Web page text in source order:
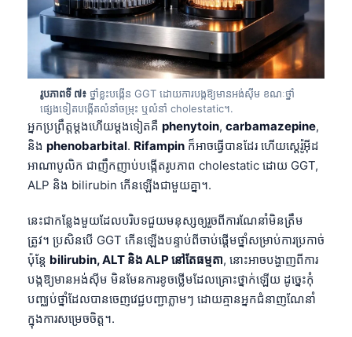
រូបភាពទី ៧៖ ថ្នាំខ្លះបង្កើន GGT ដោយការបង្កឱ្យមានអង់ស៊ីម ខណៈថ្នាំ
ផ្សេងទៀតបង្កើតលំនាំចម្រុះ ឬលំនាំ cholestatic។.
អ្នកប្រព្រឹត្តម្តងហើយម្តងទៀតគឺ phenytoin, carbamazepine,
និង phenobarbital. Rifampin ក៏អាចធ្វើបានដែរ ហើយស្តេរ៉ូអ៊ីដ
អាណាបូលិក ជាញឹកញាប់បង្កើតរូបភាព cholestatic ដោយ GGT,
ALP និង bilirubin កើនឡើងជាមួយគ្នា។.
នេះជាកន្លែងមួយដែលបរិបទជួយមនុស្សឲ្យរួចពីការណែនាំមិនត្រឹម
ត្រូវ។ ប្រសិនបើ GGT កើនឡើងបន្ទាប់ពីចាប់ផ្តើមថ្នាំសម្រាប់ការប្រកាច់
ប៉ុន្តែ bilirubin, ALT និង ALP នៅតែធម្មតា, នោះអាចបង្ហាញពីការ
បង្កឱ្យមានអង់ស៊ីម មិនមែនការខូចថ្លើមដែលគ្រោះថ្នាក់ឡើយ ដូច្នេះកុំ
បញ្ឈប់ថ្នាំដែលបានចេញវេជ្ជបញ្ជាភ្លាមៗ ដោយគ្មានអ្នកជំនាញណែនាំ
ក្នុងការសម្រេចចិត្ត។.
Eesti
日本語
Čeština
ქართული
Русский
Polski
한국어
Slovenščina
Magyar
Shqip
বাংলা
اردو